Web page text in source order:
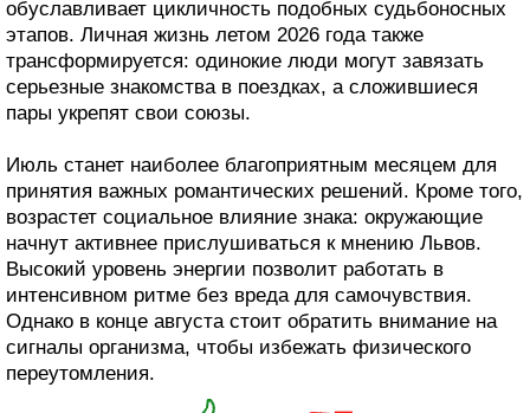
обуславливает цикличность подобных судьбоносных
этапов. Личная жизнь летом 2026 года также
трансформируется: одинокие люди могут завязать
серьезные знакомства в поездках, а сложившиеся
пары укрепят свои союзы.
Июль станет наиболее благоприятным месяцем для
принятия важных романтических решений. Кроме того,
возрастет социальное влияние знака: окружающие
начнут активнее прислушиваться к мнению Львов.
Высокий уровень энергии позволит работать в
интенсивном ритме без вреда для самочувствия.
Однако в конце августа стоит обратить внимание на
сигналы организма, чтобы избежать физического
переутомления.